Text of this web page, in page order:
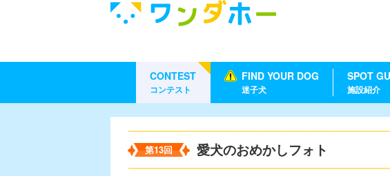
CONTEST
コンテスト
FIND YOUR DOG
迷子犬
SPOT
施設紹介
第13回 愛犬のおめかしフォト